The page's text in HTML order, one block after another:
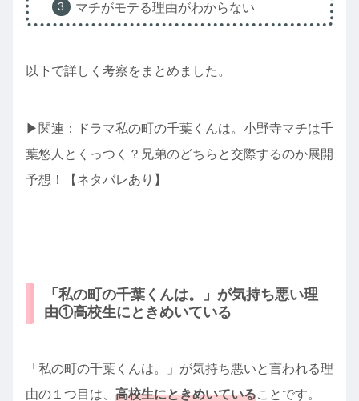
マチがモテる理由がわからない
以下で詳しく考察をまとめました。
▶︎関連：ドラマ私の町の千葉くんは。小野寺マチは千
葉悠人とくっつく？兄弟のどちらと交際するのか展開
予想！【ネタバレあり】
「私の町の千葉くんは。」が気持ち悪い理
由①高校生にときめいている
「私の町の千葉くんは。」が気持ち悪いと言われる理
由の１つ目は、 高校生にときめいていることです。